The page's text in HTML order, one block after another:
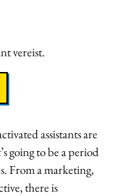
vereist.
assistants are
going to be a period
From a marketing,
there is